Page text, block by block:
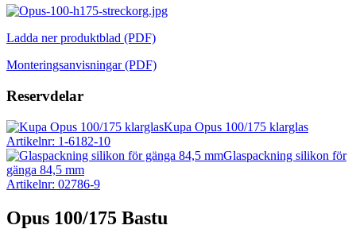
Ladda ner produktblad (PDF)
Monteringsanvisningar (PDF)
Reservdelar
Kupa Opus 100/175 klarglas
Artikelnr: 1-6182-10
Glaspackning silikon för
gänga 84,5 mm
Artikelnr: 02786-9
Opus 100/175 Bastu